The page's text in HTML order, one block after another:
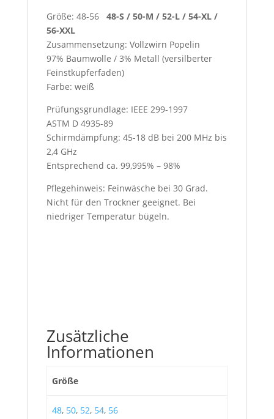
Größe: 48-56 48-S / 50-M / 52-L / 54-XL /
56-XXL
Zusammensetzung: Vollzwirn Popelin
97% Baumwolle / 3% Metall (versilberter
Feinstkupferfaden)
Farbe: weiß
Prüfungsgrundlage: IEEE 299-1997
ASTM D 4935-89
Schirmdämpfung: 45-18 dB bei 200 MHz bis
2,4 GHz
Entsprechend ca. 99,995% – 98%
Pflegehinweis: Feinwäsche bei 30 Grad.
Nicht für den Trockner geeignet. Bei
niedriger Temperatur bügeln.
Zusätzliche
Informationen
Größe
48, 50, 52, 54, 56